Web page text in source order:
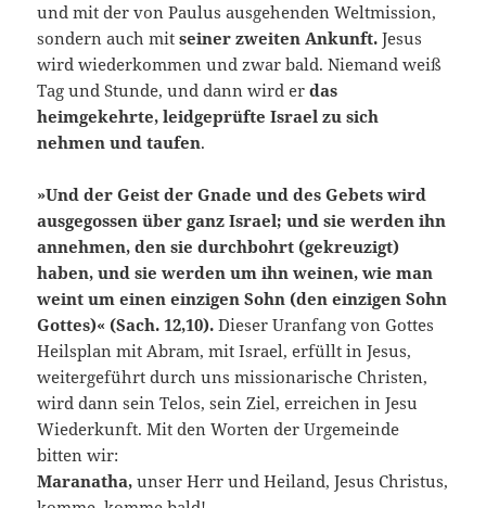
und mit der von Paulus ausgehenden Weltmission,
sondern auch mitseiner zweiten Ankunft. Jesus
wird wiederkommen und zwar bald. Niemand weiß
Tag und Stunde, und dann wird er das
heimgekehrte, leidgeprüfte Israel zu sich
nehmen und taufen.
»Und der Geist der Gnade und des Gebets wird
ausgegossen über ganz Israel; und sie werden ihn
annehmen, den sie durchbohrt (gekreuzigt)
haben, und sie werden um ihn weinen, wie man
weint um einen einzigen Sohn (den einzigen Sohn
Gottes)« (Sach. 12,10). Dieser Uranfang von Gottes
Heilsplan mit Abram, mit Israel, erfüllt in Jesus,
weitergeführt durch uns missionarische Christen,
wird dann sein Telos, sein Ziel, erreichen in Jesu
Wiederkunft. Mit den Worten der Urgemeinde
bitten wir:
Maranatha, unser Herr und Heiland, Jesus Christus,